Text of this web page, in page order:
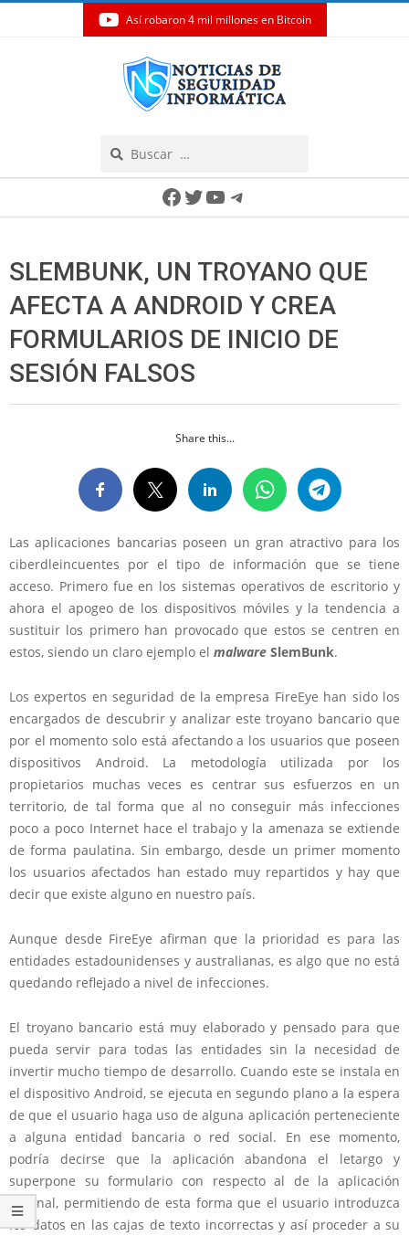
Así robaron 4 mil millones en Bitcoin
Facebook
Twitter
YouTube
Telegram
SLEMBUNK, UN TROYANO QUE
AFECTA A ANDROID Y CREA
FORMULARIOS DE INICIO DE
SESIÓN FALSOS
Share this...
Las aplicaciones bancarias poseen un gran atractivo para los
ciberdleincuentes por el tipo de información que se tiene
acceso. Primero fue en los sistemas operativos de escritorio y
ahora el apogeo de los dispositivos móviles y la tendencia a
sustituir los primero han provocado que estos se centren en
estos, siendo un claro ejemplo el malware SlemBunk.
Los expertos en seguridad de la empresa FireEye han sido los
encargados de descubrir y analizar este troyano bancario que
por el momento solo está afectando a los usuarios que poseen
dispositivos Android. La metodología utilizada por los
propietarios muchas veces es centrar sus esfuerzos en un
territorio, de tal forma que al no conseguir más infecciones
poco a poco Internet hace el trabajo y la amenaza se extiende
de forma paulatina. Sin embargo, desde un primer momento
los usuarios afectados han estado muy repartidos y hay que
decir que existe alguno en nuestro país.
Aunque desde FireEye afirman que la prioridad es para las
entidades estadounidenses y australianas, es algo que no está
quedando reflejado a nivel de infecciones.
El troyano bancario está muy elaborado y pensado para que
pueda servir para todas las entidades sin la necesidad de
invertir mucho tiempo de desarrollo. Cuando este se instala en
el dispositivo Android, se ejecuta en segundo plano a la espera
de que el usuario haga uso de alguna aplicación perteneciente
a alguna entidad bancaria o red social. En ese momento,
podría decirse que la aplicación abandona el letargo y
superpone su formulario con respecto al de la aplicación
original, permitiendo de esta forma que el usuario introduzca
los datos en las cajas de texto incorrectas y así proceder a su